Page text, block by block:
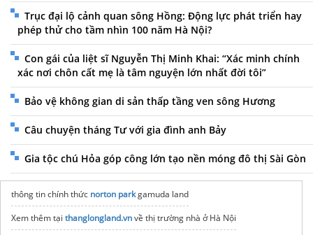
Trục đại lộ cảnh quan sông Hồng: Động lực phát triển hay
phép thử cho tầm nhìn 100 năm Hà Nội?
Con gái của liệt sĩ Nguyễn Thị Minh Khai: “Xác minh chính
xác nơi chôn cất mẹ là tâm nguyện lớn nhất đời tôi”
Bảo vệ không gian di sản thấp tầng ven sông Hương
Câu chuyện tháng Tư với gia đình anh Bảy
Gia tộc chú Hỏa góp công lớn tạo nền móng đô thị Sài Gòn
thông tin chính thức norton parkgamuda land
Xem thêm tại thanglongland.vnvề thị trường nhà ở Hà Nội